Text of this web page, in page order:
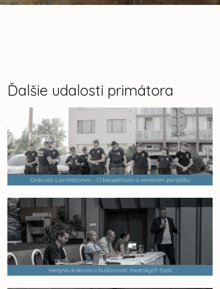
Ďalšie udalosti primátora
Diskusia s primátorom – O bezpečnosti a verejnom poriadku
Verejná diskusia o budúcnosti mestských častí